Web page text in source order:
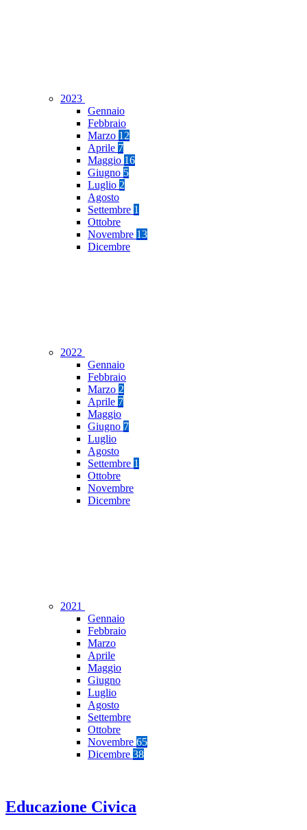
2023
Gennaio
Febbraio
Marzo 12
Aprile 7
Maggio 16
Giugno 5
Luglio 2
Agosto
Settembre 1
Ottobre
Novembre 13
Dicembre
2022
Gennaio
Febbraio
Marzo 2
Aprile 7
Maggio
Giugno 7
Luglio
Agosto
Settembre 1
Ottobre
Novembre
Dicembre
2021
Gennaio
Febbraio
Marzo
Aprile
Maggio
Giugno
Luglio
Agosto
Settembre
Ottobre
Novembre 65
Dicembre 38
Educazione Civica